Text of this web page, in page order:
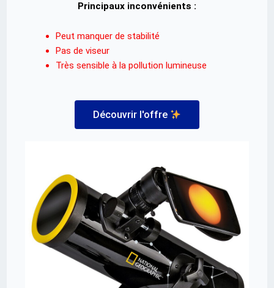
Principaux inconvénients :
Peut manquer de stabilité
Pas de viseur
Très sensible à la pollution lumineuse
Découvrir l'offre